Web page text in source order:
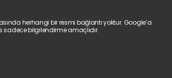
herhangi bir resmi bağlantı yoktur. Google’a
sadece bilgilendirme amaçlıdır.